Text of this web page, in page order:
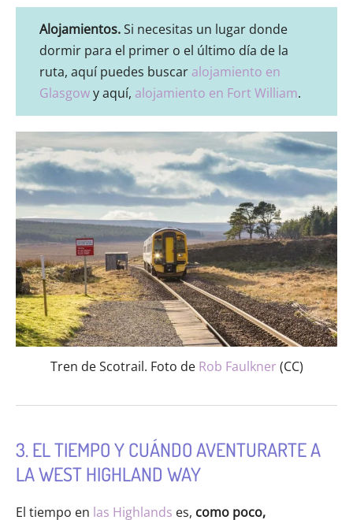
Alojamientos.Si necesitas un lugar donde
dormir para el primer o el último día de la
ruta, aquí puedes buscar alojamiento en
Glasgowy aquí, alojamiento en Fort William.
Tren de Scotrail. Foto de Rob Faulkner(CC)
3. EL TIEMPO Y CUÁNDO AVENTURARTE A
LA WEST HIGHLAND WAY
El tiempo en las Highlands es, como poco,